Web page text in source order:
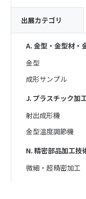
出展カテゴリ
A. 金型・金型材・
金型
成形サンプル
J. プラスチック加
射出成形機
金型温度調節機
N. 精密部品加工技
微細・超精密加工